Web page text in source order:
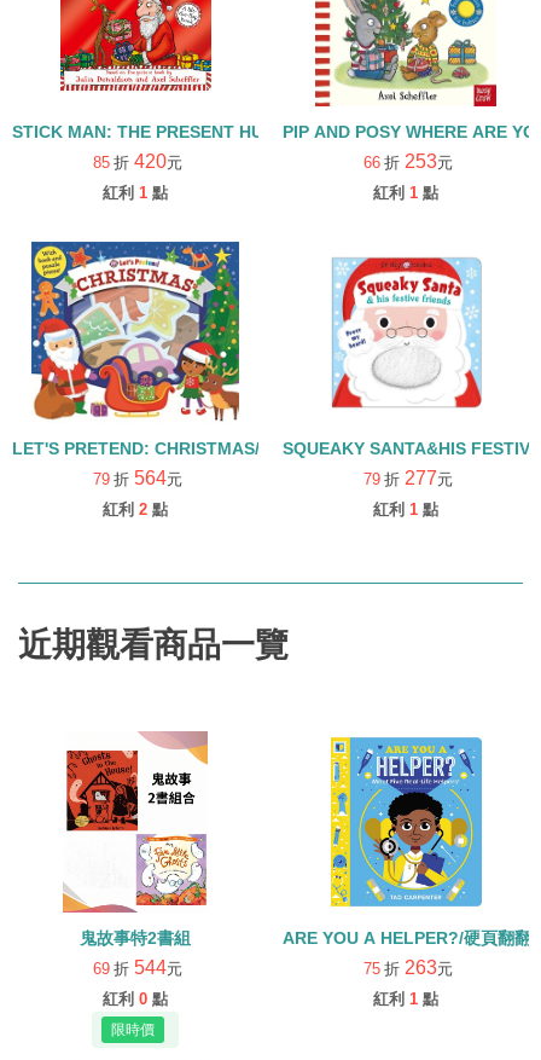
STICK MAN: THE PRESENT HUNT/硬頁翻翻書
85 折 420元
紅利 1 點
PIP AND POSY WHERE ARE
66 折 253元
紅利 1 點
LET'S PRETEND: CHRISTMAS/盒裝拼圖書
79 折 564元
紅利 2 點
SQUEAKY SANTA&HIS
79 折 277元
紅利 1 點
近期觀看商品一覽
鬼故事特2書組
69 折 544元
紅利 0 點
ARE YOU A HELPER?/硬頁翻翻
75 折 263元
紅利 1 點